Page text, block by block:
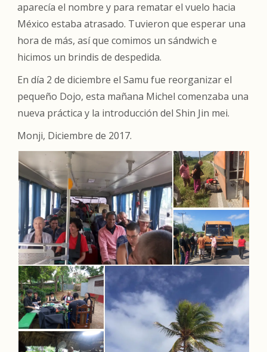
aparecía el nombre y para rematar el vuelo hacia
México estaba atrasado. Tuvieron que esperar una
hora de más, así que comimos un sándwich e
hicimos un brindis de despedida.
En día 2 de diciembre el Samu fue reorganizar el
pequeño Dojo, esta mañana Michel comenzaba una
nueva práctica y la introducción del Shin Jin mei.
Monji, Diciembre de 2017.